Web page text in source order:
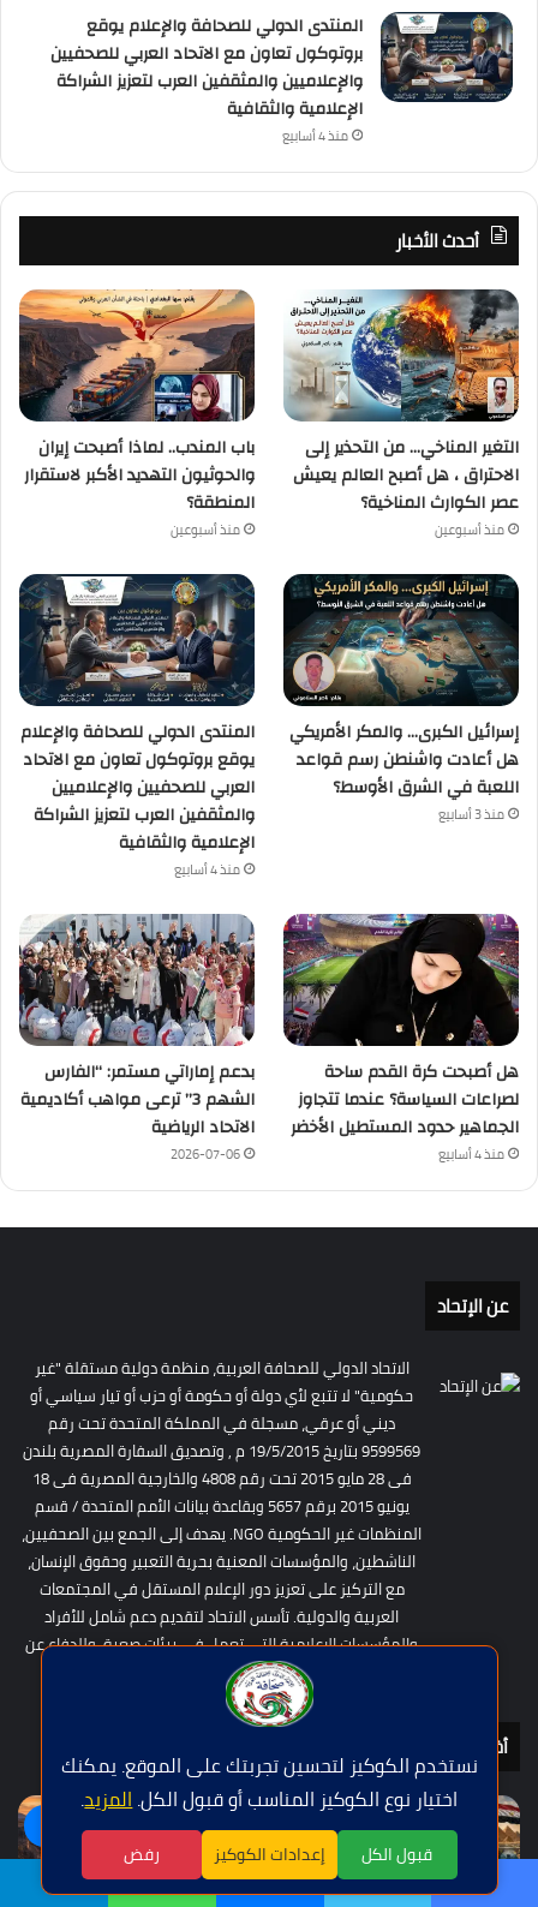
نستخدم الكوكيز لتحسين تجربتك على الموقع. يمكنك
اختيار نوع الكوكيز المناسب أو قبول الكل.المزيد.
قبول الكل إعدادات الكوكيز رفض
المنتدى الدولي للصحافة والإعلام يوقع
بروتوكول تعاون مع الاتحاد العربي للصحفيين
والإعلاميين والمثقفين العرب لتعزيز الشراكة
الإعلامية والثقافية
منذ 4 أسابيع
أحدث الأخبار
التغير المناخي… من التحذير إلى
الاحتراق ، هل أصبح العالم يعيش
عصر الكوارث المناخية؟
منذ أسبوعين
باب المندب.. لماذا أصبحت إيران
والحوثيون التهديد الأكبر لاستقرار
المنطقة؟
منذ أسبوعين
إسرائيل الكبرى… والمكر الأمريكي
هل أعادت واشنطن رسم قواعد
اللعبة في الشرق الأوسط؟
منذ 3 أسابيع
المنتدى الدولي للصحافة والإعلام
يوقع بروتوكول تعاون مع الاتحاد
العربي للصحفيين والإعلاميين
والمثقفين العرب لتعزيز الشراكة
الإعلامية والثقافية
منذ 4 أسابيع
هل أصبحت كرة القدم ساحة
لصراعات السياسة؟ عندما تتجاوز
الجماهير حدود المستطيل الأخضر
منذ 4 أسابيع
بدعم إماراتي مستمر: “الفارس
الشهم 3” ترعى مواهب أكاديمية
الاتحاد الرياضية
2026-07-06
عن الإتحاد
الاتحاد الدولي للصحافة العربية، منظمة دولية مستقلة "غير
حكومية" لا تتبع لأي دولة أو حكومة أو حزب أو تيار سياسي أو
ديني أو عرقي، مسجلة في المملكة المتحدة تحت رقم
9599569 بتاريخ 19/5/2015 م , وتصديق السفارة المصرية بلندن
فى 28 مايو 2015 تحت رقم 4808 والخارجية المصرية فى 18
يونيو 2015 برقم 5657 وبقاعدة بيانات الأمم المتحدة / قسم
المنظمات غير الحكومية NGO. يهدف إلى الجمع بين الصحفيين،
الناشطين، والمؤسسات المعنية بحرية التعبير وحقوق الإنسان،
مع التركيز على تعزيز دور الإعلام المستقل في المجتمعات
العربية والدولية. تأسس الاتحاد لتقديم دعم شامل للأفراد
والمؤسسات الإعلامية التي تعمل في بيئات صعبة، وللدفاع عن
الصحفيين ضد الانتهاكات.
أخر المقالات
اللغة | Langue